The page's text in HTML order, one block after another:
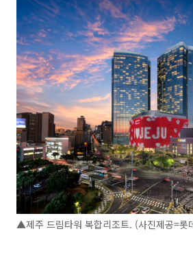
▲제주 드림타워 복합리조트. (사진제공=롯